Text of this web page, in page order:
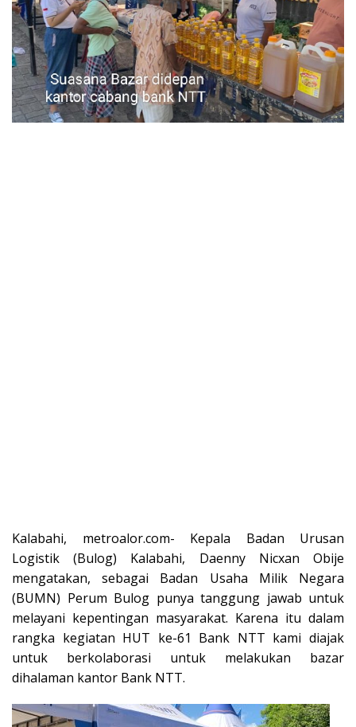
Kalabahi, metroalor.com- Kepala Badan Urusan
Logistik (Bulog) Kalabahi, Daenny Nicxan Obije
mengatakan, sebagai Badan Usaha Milik Negara
(BUMN) Perum Bulog punya tanggung jawab untuk
melayani kepentingan masyarakat. Karena itu dalam
rangka kegiatan HUT ke-61 Bank NTT kami diajak
untuk berkolaborasi untuk melakukan bazar
dihalaman kantor Bank NTT.